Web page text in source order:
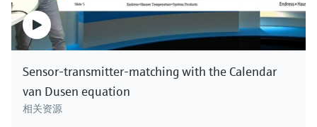
Sensor-transmitter-matching with the Calendar
van Dusen equation
相关资源